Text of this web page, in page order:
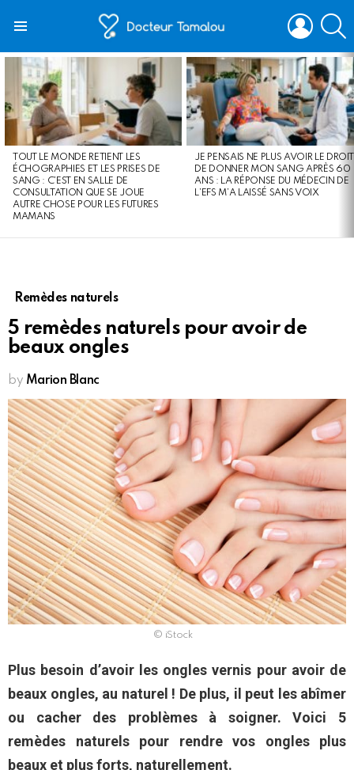
LOGIN
LATEST
STORIES
TOUT LE MONDE RETIENT LES
ÉCHOGRAPHIES ET LES PRISES DE
SANG : C’EST EN SALLE DE
CONSULTATION QUE SE JOUE
AUTRE CHOSE POUR LES FUTURES
MAMANS
JE PENSAIS NE PLUS AVOIR LE DROIT
DE DONNER MON SANG APRÈS 60
ANS : LA RÉPONSE DU MÉDECIN DE
L’EFS M’A LAISSÉ SANS VOIX
Remèdes naturels
5 remèdes naturels pour avoir de
beaux ongles
by Marion Blanc
© iStock
Plus besoin d’avoir les ongles vernis pour avoir de
beaux ongles, au naturel ! De plus, il peut les abîmer
ou cacher des problèmes à soigner. Voici 5
remèdes naturels pour rendre vos ongles plus
beaux et plus forts, naturellement.